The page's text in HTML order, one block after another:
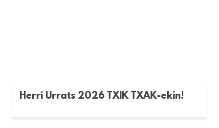
Herri Urrats 2026 TXIK TXAK-ekin!